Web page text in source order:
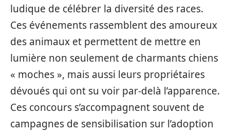
ludique de célébrer la diversité des races.
Ces événements rassemblent des amoureux
des animaux et permettent de mettre en
lumière non seulement de charmants chiens
« moches », mais aussi leurs propriétaires
dévoués qui ont su voir par-delà l’apparence.
Ces concours s’accompagnent souvent de
campagnes de sensibilisation sur l’adoption